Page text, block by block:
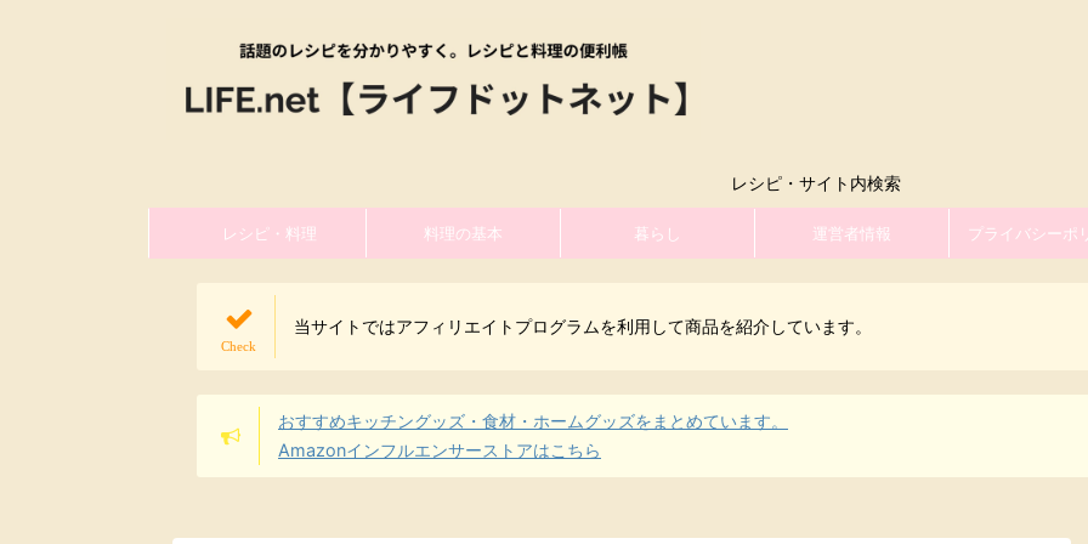
レシピ・サイト内検索
レシピ・料理 料理の基本 暮らし 運営者情報 プライバシーポ
当サイトではアフィリエイトプログラムを利用して商品を紹介しています。
おすすめキッチングッズ・食材・ホームグッズをまとめています。
Amazonインフルエンサーストアはこちら